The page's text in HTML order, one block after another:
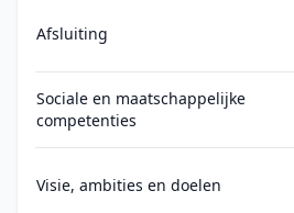
Afsluiting
Sociale en maatschappelijke
competenties
Visie, ambities en doelen